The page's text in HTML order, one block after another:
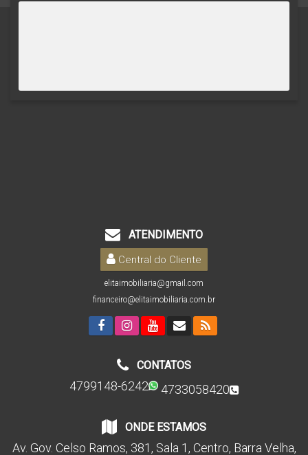
ATENDIMENTO
Central do Cliente
elitaimobiliaria@gmail.com
financeiro@elitaimobiliaria.com.br
CONTATOS
4799148-6242 4733058420
ONDE ESTAMOS
Av. Gov. Celso Ramos, 381 , Sala 1 , Centro, Barra Velha,